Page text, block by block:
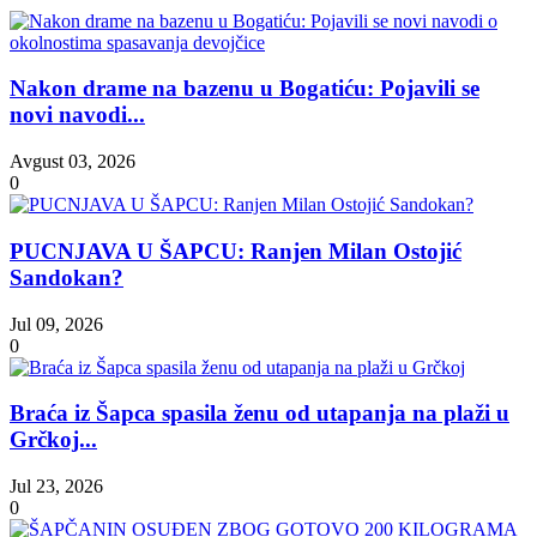
Nakon drame na bazenu u Bogatiću: Pojavili se
novi navodi...
Avgust 03, 2026
0
PUCNJAVA U ŠAPCU: Ranjen Milan Ostojić
Sandokan?
Jul 09, 2026
0
Braća iz Šapca spasila ženu od utapanja na plaži u
Grčkoj...
Jul 23, 2026
0